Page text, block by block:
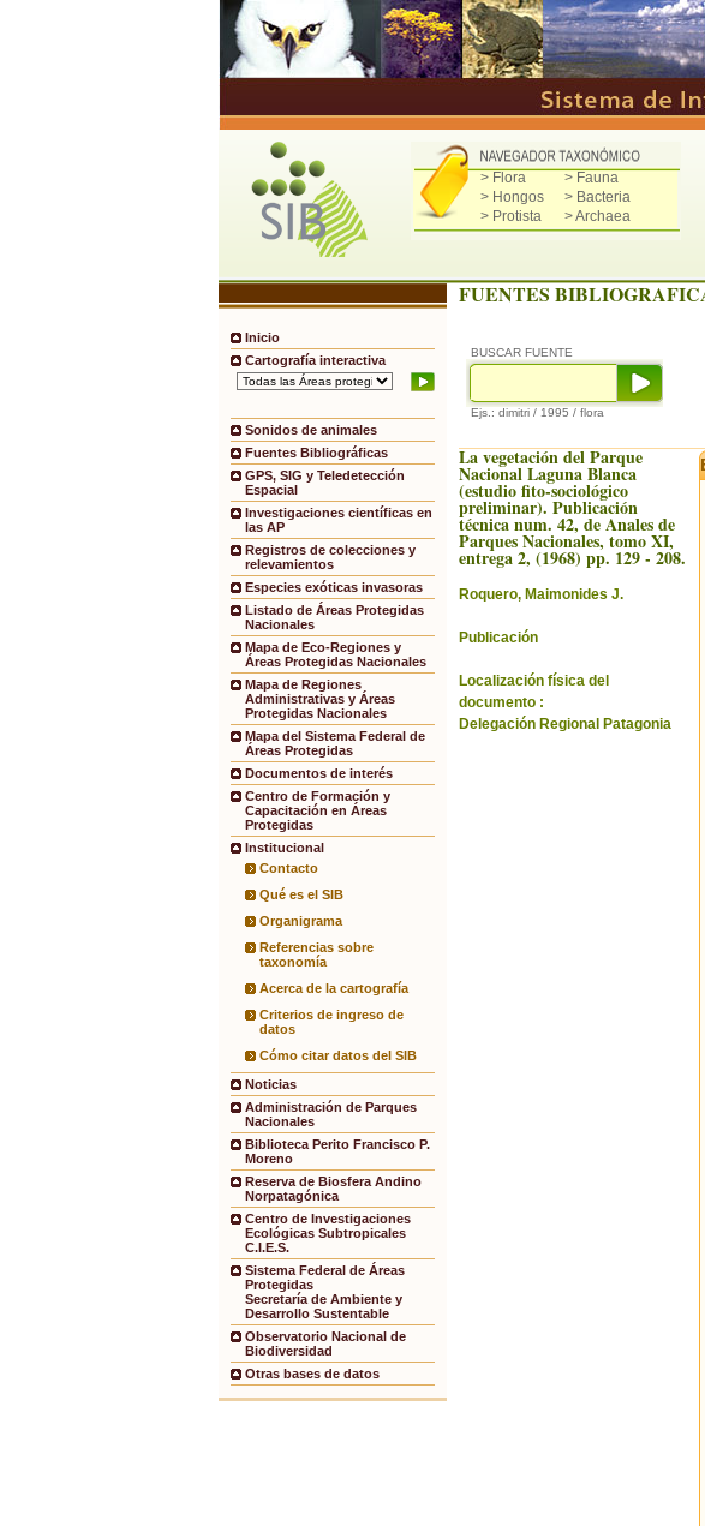
> Flora
> Fauna
> Hongos
> Bacteria
> Protista
> Archaea
Inicio
Cartografía interactiva
Sonidos de animales
Fuentes Bibliográficas
GPS, SIG y Teledetección
Espacial
Investigaciones científicas en
las AP
Registros de colecciones y
relevamientos
Especies exóticas invasoras
Listado de Áreas Protegidas
Nacionales
Mapa de Eco-Regiones y
Áreas Protegidas Nacionales
Mapa de Regiones
Administrativas y Áreas
Protegidas Nacionales
Mapa del Sistema Federal de
Áreas Protegidas
Documentos de interés
Centro de Formación y
Capacitación en Áreas
Protegidas
Institucional
Contacto
Qué es el SIB
Organigrama
Referencias sobre
taxonomía
Acerca de la cartografía
Criterios de ingreso de
datos
Cómo citar datos del SIB
Noticias
Administración de Parques
Nacionales
Biblioteca Perito Francisco P.
Moreno
Reserva de Biosfera Andino
Norpatagónica
Centro de Investigaciones
Ecológicas Subtropicales
C.I.E.S.
Sistema Federal de Áreas
Protegidas
Secretaría de Ambiente y
Desarrollo Sustentable
Observatorio Nacional de
Biodiversidad
Otras bases de datos
FUENTES
BUSCAR FUENTE
Ejs.: dimitri / 1995 / flora
La vegetación del Parque
Nacional Laguna Blanca
(estudio fito-sociológico
preliminar). Publicación
técnica num. 42, de Anales de
Parques Nacionales, tomo XI,
entrega 2, (1968) pp. 129 - 208.
Roquero, Maimonides J.
Publicación
Localización física del
documento :
Delegación Regional Patagonia